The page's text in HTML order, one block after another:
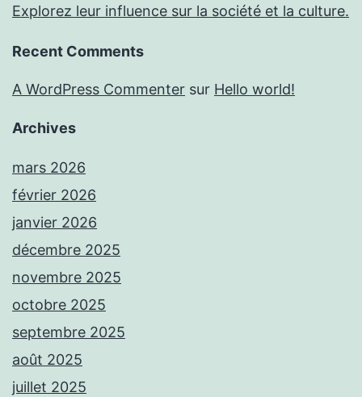
Explorez leur influence sur la société et la culture.
Recent Comments
A WordPress Commenter sur Hello world!
Archives
mars 2026
février 2026
janvier 2026
décembre 2025
novembre 2025
octobre 2025
septembre 2025
août 2025
juillet 2025